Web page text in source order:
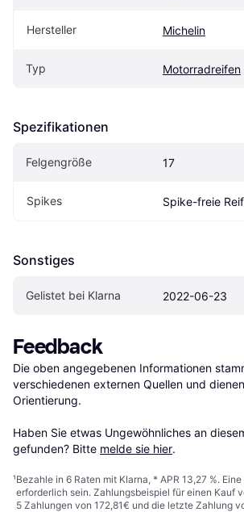
Hersteller Michelin
Typ Motorradreifen
Spezifikationen
Felgengröße 17
Spikes Spike-freie
Sonstiges
Gelistet bei Klarna 2022-06-23
Feedback
Die oben angegebenen Informationen
verschiedenen externen Quellen und
Orientierung.
Haben Sie etwas Ungewöhnliches an
gefunden? Bitte melde sie hier.
¹Bezahle in 6 Raten mit Klarna, * APR 13,27 %.
erforderlich sein. Zahlungsbeispiel für einen Kauf
5 Zahlungen von 172,81€ und die letzte Zahlung